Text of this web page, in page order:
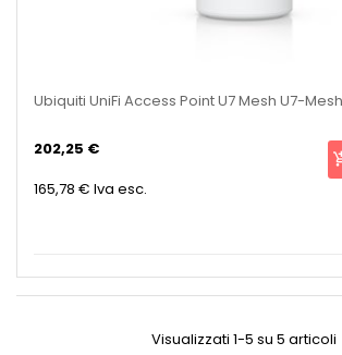
Ubiquiti UniFi Access Point U7 Mesh U7-Mesh
202,25 €
165,78 € Iva esc.
Visualizzati 1-5 su 5 articoli